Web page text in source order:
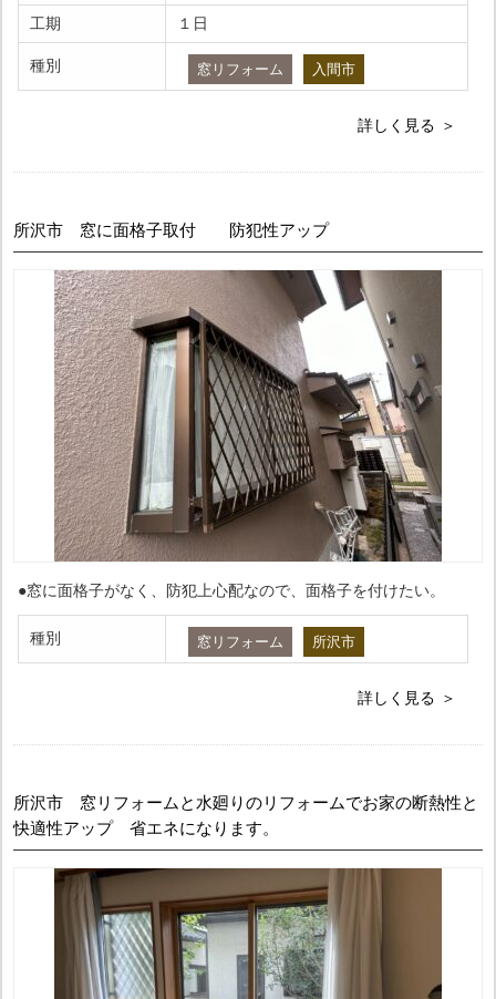
工期 １日
種別 窓リフォーム 入間市
詳しく見る
所沢市 窓に面格子取付 防犯性アップ
●窓に面格子がなく、防犯上心配なので、面格子を付けたい。
種別 窓リフォーム 所沢市
詳しく見る
所沢市 窓リフォームと水廻りのリフォームでお家の断熱性と
快適性アップ 省エネになります。